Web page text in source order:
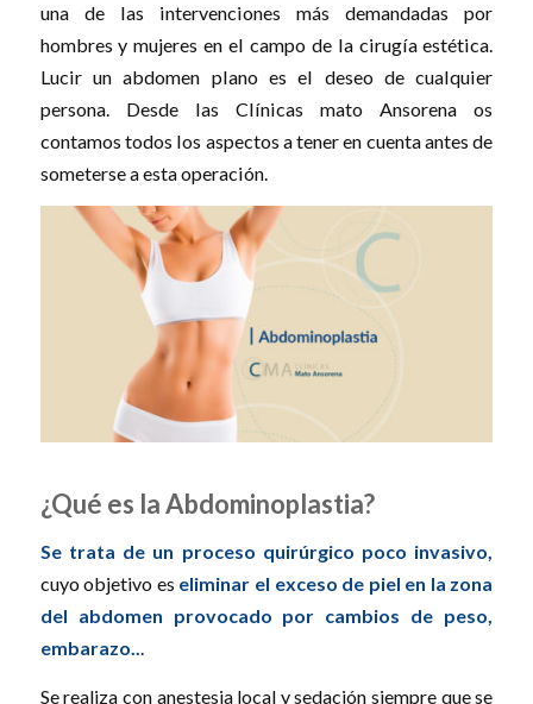
una de las intervenciones más demandadas por
hombres y mujeres en el campo de la cirugía estética.
Lucir un abdomen plano es el deseo de cualquier
persona. Desde las Clínicas mato Ansorena os
contamos todos los aspectos a tener en cuenta antes de
someterse a esta operación.
¿Qué es la Abdominoplastia?
Se trata de un proceso quirúrgico poco invasivo,
cuyo objetivo es eliminar el exceso de piel en la zona
del abdomen provocado por cambios de peso,
embarazo...
Se realiza con anestesia local y sedación siempre que se